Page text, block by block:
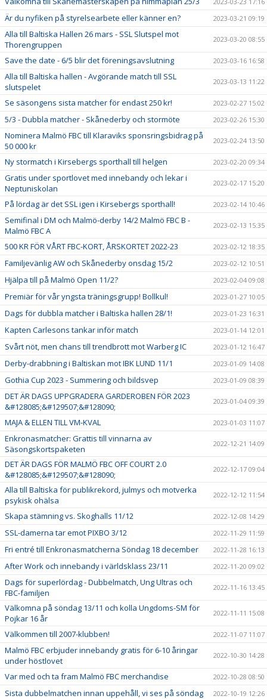
Är du nyfiken på styrelsearbete eller känner en? 2023-03-21 09:19
Alla till Baltiska Hallen 26 mars - SSL Slutspel mot
Thorengruppen
2023-03-20 08:55
Save the date - 6/5 blir det föreningsavslutning 2023-03-16 16:58
Alla till Baltiska hallen - Avgörande match till SSL
slutspelet
2023-03-13 11:22
Se säsongens sista matcher för endast 250 kr! 2023-02-27 15:02
5/3 - Dubbla matcher - Skånederby och stormöte 2023-02-26 15:30
Nominera Malmö FBC till Klaraviks sponsringsbidrag på
50 000 kr
2023-02-24 13:50
Ny stormatch i Kirsebergs sporthall till helgen 2023-02-20 09:34
Gratis under sportlovet med innebandy och lekar i
Neptuniskolan
2023-02-17 15:20
På lördag är det SSL igen i Kirsebergs sporthall! 2023-02-14 10:46
Semifinal i DM och Malmö-derby 14/2 Malmö FBC B -
Malmö FBC A
2023-02-13 15:35
500 KR FÖR VÅRT FBC-KORT, ÅRSKORTET 2022-23 2023-02-12 18:35
Familjevänlig AW och Skånederby onsdag 15/2 2023-02-12 10:51
Hjälpa till på Malmö Open 11/2? 2023-02-04 09:08
Premiär för vår yngsta träningsgrupp! Bollkul! 2023-01-27 10:05
Dags för dubbla matcher i Baltiska hallen 28/1! 2023-01-23 16:31
Kapten Carlesons tankar inför match 2023-01-14 12:01
Svårt nöt, men chans till trendbrott mot Warberg IC 2023-01-12 16:47
Derby-drabbning i Baltiskan mot IBK LUND 11/1 2023-01-09 14:08
Gothia Cup 2023 - Summering och bildsvep 2023-01-09 08:39
DET ÄR DAGS UPPGRADERA GARDEROBEN FÖR 2023
&#128085;&#129507;&#128090;
2023-01-04 09:39
MAJA & ELLEN TILL VM-KVAL 2023-01-03 11:07
Enkronasmatcher: Grattis till vinnarna av
Säsongskortspaketen
2022-12-21 14:09
DET ÄR DAGS FÖR MALMÖ FBC OFF COURT 2.0
&#128085;&#129507;&#128090;
2022-12-17 09:04
Alla till Baltiska för publikrekord, julmys och motverka
psykisk ohälsa
2022-12-12 11:54
Skapa stämning vs. Skoghalls 11/12 2022-12-08 14:29
SSL-damerna tar emot PIXBO 3/12 2022-11-29 11:59
Fri entré till Enkronasmatcherna Söndag 18 december 2022-11-28 16:13
After Work och innebandy i världsklass 23/11 2022-11-20 09:02
Dags för superlördag - Dubbelmatch, Ung Ultras och
FBC-familjen
2022-11-16 13:45
Välkomna på söndag 13/11 och kolla Ungdoms-SM för
Pojkar 16 år
2022-11-11 15:08
Välkommen till 2007-klubben! 2022-11-07 11:07
Malmö FBC erbjuder innebandy gratis för 6-10 åringar
under höstlovet
2022-10-30 14:28
Var med och ta fram Malmö FBC merchandise 2022-10-28 08:50
Sista dubbelmatchen innan uppehåll, vi ses på söndag 2022-10-19 12:26